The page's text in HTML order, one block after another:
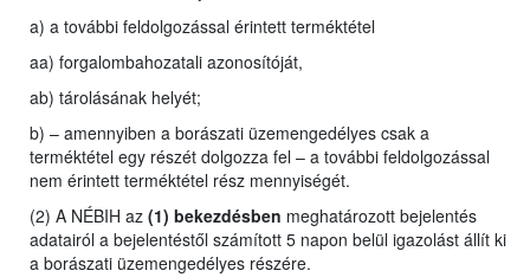
a) a további feldolgozással érintett terméktétel
aa) forgalombahozatali azonosítóját,
ab) tárolásának helyét;
b) – amennyiben a borászati üzemengedélyes csak a
terméktétel egy részét dolgozza fel – a további feldolgozással
nem érintett terméktétel rész mennyiségét.
(2) A NÉBIH az (1) bekezdésben meghatározott bejelentés
adatairól a bejelentéstől számított 5 napon belül igazolást állít ki
a borászati üzemengedélyes részére.